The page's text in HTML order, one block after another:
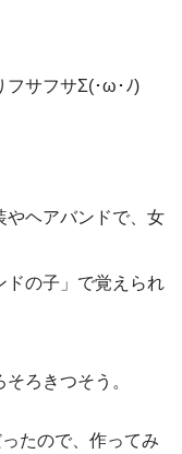
フサフサΣ(･ω･ﾉ)
やヘアバンドで、女
ドの子」で覚えられ
ろきつそう。
たので、作ってみ